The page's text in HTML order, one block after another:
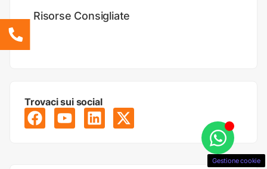
Risorse Consigliate
Trovaci sui social
Gestione cookie